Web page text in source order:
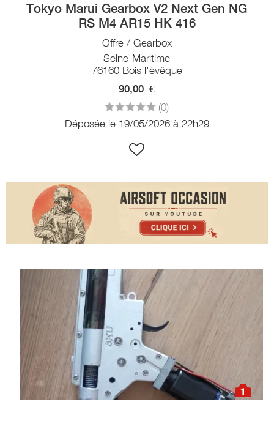
Tokyo Marui Gearbox V2 Next Gen NG
RS M4 AR15 HK 416
Offre / Gearbox
Seine-Maritime
76160 Bois l'évêque
90,00 €
(0)
Déposée le 19/05/2026 à 22h29
1